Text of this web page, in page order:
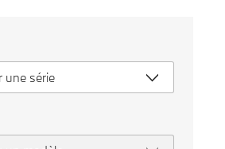
une série